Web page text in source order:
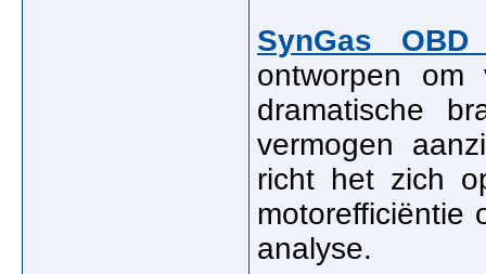
SynGas
ontworpen
dramatische
vermogen
richt het zich
motorefficiëntie
analyse.